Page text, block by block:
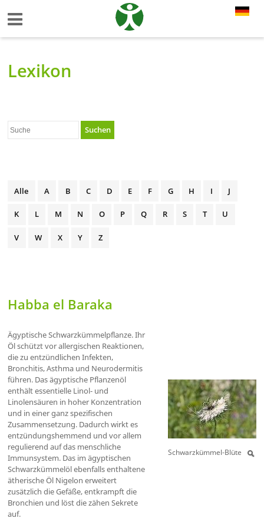
Lexikon
Suchen
Alle A B C D E F G H I J
K L M N O P Q R S T U
V W X Y Z
Habba el Baraka
Ägyptische Schwarzkümmelpflanze. Ihr
Öl schützt vor allergischen Reaktionen,
die zu entzündlichen Infekten,
Bronchitis, Asthma und Neurodermitis
führen. Das ägyptische Pflanzenöl
enthält essentielle Linol- und
Linolensäuren in hoher Konzentration
und in einer ganz spezifischen
Zusammensetzung. Dadurch wirkt es
entzündungshemmend und vor allem
regulierend auf das menschliche
Immunsystem. Das im ägyptischen
Schwarzkümmelöl ebenfalls enthaltene
ätherische Öl Nigelon erweitert
zusätzlich die Gefäße, entkrampft die
Bronchien und löst die zähen Sekrete
auf.
Schwarzkümmel-Blüte